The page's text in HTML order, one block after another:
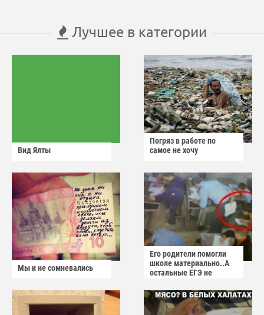
Лучшее в категории
Вид Ялты
Погряз в работе по
самое не хочу
Мы и не сомневались
Его родители помогли
школе материально..А
остальные ЕГЭ не